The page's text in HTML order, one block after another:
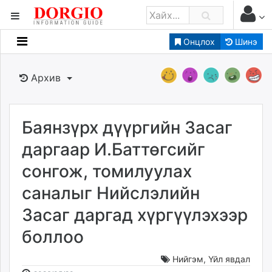
Онцлох Шинэ
Мэдээллийн
Банк санхүү
Бизнес ААН
Төрийн
Нийслэлийн
dorgio.mn
Gogo.mn
news.mn
zindaa.mn
tovch.mn
Архив
Баянзүрх дүүргийн Засаг
даргаар И.Баттөгсийг
сонгож, томилуулах
саналыг Нийслэлийн
Засаг даргад хүргүүлэхээр
боллоо
Нийгэм, Үйл явдал